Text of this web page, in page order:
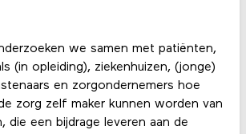
we samen met patiënten,
(in opleiding), ziekenhuizen, (jonge)
en zorgondernemers hoe
zorg zelf maker kunnen worden van
die een bijdrage leveren aan de